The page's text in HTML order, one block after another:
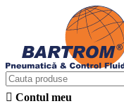
Contul meu